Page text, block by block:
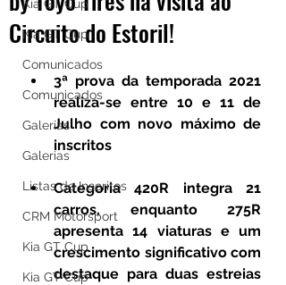
Kia GT Cup
Kia GT Cup
Comunicados
Comunicados
Galerias
Galerias
Listas de Inscritos
CRM Motorsport
Kia GT Cup
Kia GT Cup
Circuito do Estoril!
3ª prova da temporada 2021
realiza-se entre 10 e 11 de
Julho com novo máximo de
inscritos
Categoria 420R integra 21
carros, enquanto 275R
apresenta 14 viaturas e um
crescimento significativo com
destaque para duas estreias